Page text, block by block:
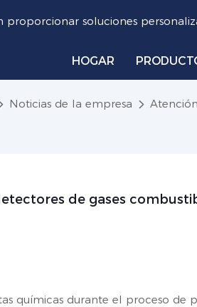
soluciones
HOGAR
Noticias de la empresa
de gases
químicas durante el proceso